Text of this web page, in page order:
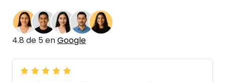
4.8 de 5 enGoogle